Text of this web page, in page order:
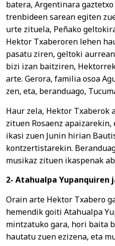
batera, Argentinara
trenbideen sarean egiten
urte zituela, Peñako
Hektor Txaberoren lehen
pasatu ziren, geltoki
bizi izan baitziren,
arte. Gerora, familia osoa
zen, eta, beranduago,
Haur zela, Hektor Txaberok
zituen Rosaenz
ikasi zuen Junin hirian
kontzertistarekin.
musikaz zituen ikaspenak
2- Atahualpa Yupanquiren
Orain arte Hektor Txabero
hemendik goiti Atahualpa
mintzatuko gara, hori baita
hautatu zuen ezizena, eta